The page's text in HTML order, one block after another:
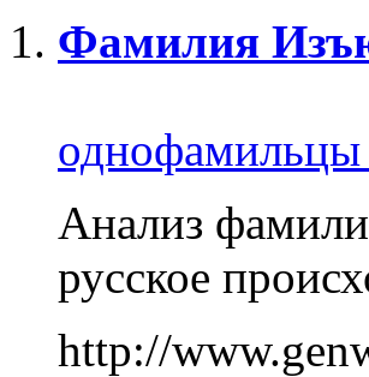
Фамилия
однофамильцы
Анализ
русское
http://